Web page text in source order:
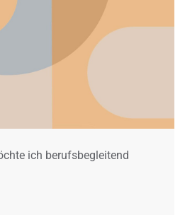
ich berufsbegleitend